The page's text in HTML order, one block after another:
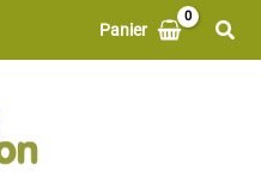
Panier